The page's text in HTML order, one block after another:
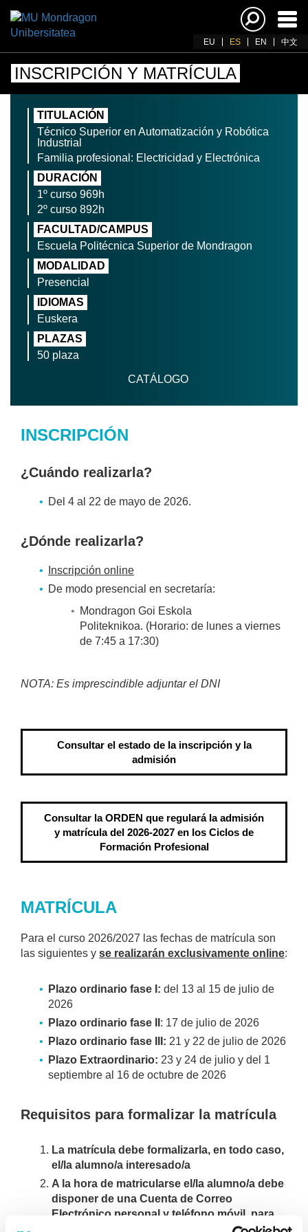
EU ES EN 中文
INSCRIPCIÓN Y MATRÍCULA
TITULACIÓN
Técnico Superior en Automatización y Robótica
Industrial
Familia profesional: Electricidad y Electrónica
DURACIÓN
1º curso 969h
2º curso 892h
FACULTAD/CAMPUS
Escuela Politécnica Superior de Mondragon
MODALIDAD
Presencial
IDIOMAS
Euskera
PLAZAS
50 plaza
CATÁLOGO
INSCRIPCIÓN
¿Cuándo realizarla?
Del 4 al 22 de mayo de 2026.
¿Dónde realizarla?
Inscripción online
De modo presencial en secretaría:
Mondragon Goi Eskola
Politeknikoa. (Horario: de lunes a viernes
de 7:45 a 17:30)
NOTA: Es imprescindible adjuntar el DNI
Consultar el estado de la inscripción y la
admisión
Consultar la ORDEN que regulará la admisión
y matrícula del 2026-2027 en los Ciclos de
Formación Profesional
MATRÍCULA
Para el curso 2026/2027 las fechas de matrícula son
las siguientes y se realizarán exclusivamente online:
Plazo ordinario fase I: del 13 al 15 de julio de
2026
Plazo ordinario fase II : 17 de julio de 2026
Plazo ordinario fase III: 21 y 22 de julio de 2026
Plazo Extraordinario: 23 y 24 de julio y del 1
septiembre al 16 de octubre de 2026
Requisitos para formalizar la matrícula
La matrícula debe formalizarla, en todo caso,
el/la alumno/a interesado/a
A la hora de matricularse el/la alumno/a debe
disponer de una Cuenta de Correo
Electrónico personal y teléfono móvil, para
poder firmar en modo electrónico los